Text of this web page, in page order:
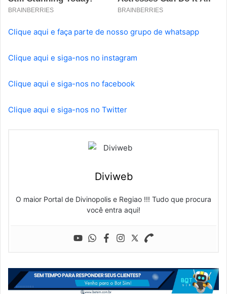
Clique aqui e faça parte de nosso grupo de whatsapp
Clique aqui e siga-nos no instagram
Clique aqui e siga-nos no facebook
Clique aqui e siga-nos no Twitter
Diviweb
O maior Portal de Divinopolis e Regiao !!! Tudo que procura
você entra aqui!